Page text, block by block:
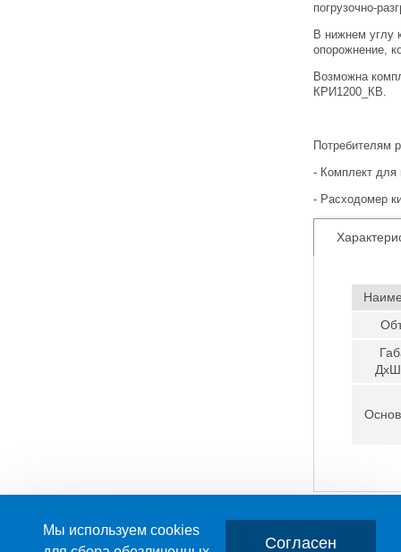
погрузочно-
В нижнем углу
опорожнение,
Возможна
КРИ1200_КВ.
Потребителям
- Комплект для
- Расходомер
Мы используем cookies
Согласен